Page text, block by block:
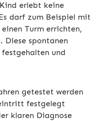
erlebt keine
darf zum Beispiel mit
Turm errichten,
Diese spontanen
und
getestet werden
festgelegt
klaren Diagnose